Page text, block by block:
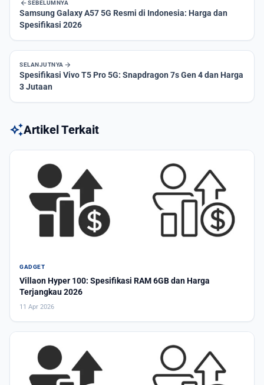
arrow_back SEBELUMNYA
Samsung Galaxy A57 5G Resmi di Indonesia: Harga dan
Spesifikasi 2026
SELANJUTNYA arrow_forward
Spesifikasi Vivo T5 Pro 5G: Snapdragon 7s Gen 4 dan Harga
3 Jutaan
auto_awesomeArtikel Terkait
GADGET
Villaon Hyper 100: Spesifikasi RAM 6GB dan Harga
Terjangkau 2026
11 Apr 2026